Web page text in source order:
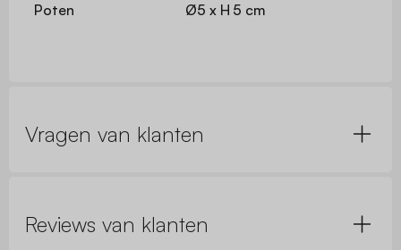
Poten Ø5 x H 5 cm
Vragen van klanten
Reviews van klanten